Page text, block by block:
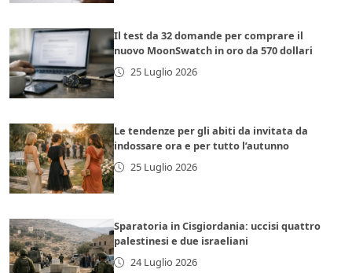
Il test da 32 domande per comprare il
nuovo MoonSwatch in oro da 570 dollari
25 Luglio 2026
Le tendenze per gli abiti da invitata da
indossare ora e per tutto l’autunno
25 Luglio 2026
Sparatoria in Cisgiordania: uccisi quattro
palestinesi e due israeliani
24 Luglio 2026